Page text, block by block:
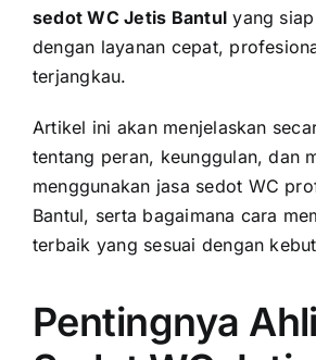
sedot WC Jetis Bantul yang
dengan layanan cepat,
terjangkau.
Artikel ini akan menjelaskan
tentang peran, keunggulan, dan
menggunakan jasa sedot WC
Bantul, serta bagaimana cara
terbaik yang sesuai dengan
Pentingnya